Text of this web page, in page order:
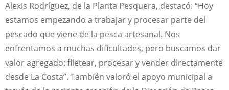
Alexis Rodríguez, de la Planta Pesquera, destacó: “Hoy
estamos empezando a trabajar y procesar parte del
pescado que viene de la pesca artesanal. Nos
enfrentamos a muchas dificultades, pero buscamos dar
valor agregado: filetear, procesar y vender directamente
desde La Costa”. También valoró el apoyo municipal a